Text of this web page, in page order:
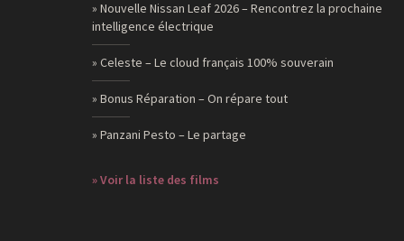
» Nouvelle Nissan Leaf 2026 – Rencontrez la prochaine
intelligence électrique
» Celeste – Le cloud français 100% souverain
» Bonus Réparation – On répare tout
» Panzani Pesto – Le partage
» Voir la liste des films